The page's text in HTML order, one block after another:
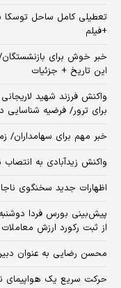
تعطیلی کامل ساحل توسکا
+فیلم
خبر خوش برای
این تاریخ + جزئیات
واکنش فرزند شهید
برای ترور/ فرضیه
خبر مهم برای
واکنش زیدآبادی به
اظهارات جدید سخنگوی
از ثبت رکورد ارزش معاملات
محسن رضایی به عنوان
حرکت سریع یک هواپیمای